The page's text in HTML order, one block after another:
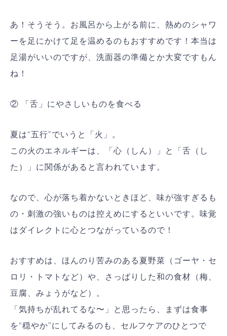
あ！そうそう。お風呂から上がる前に、熱めのシャワ
ーを足にかけて足を温めるのもおすすめです！本当は
足湯がいいのですが、洗面器の準備とか大変ですもん
ね！
② 「舌」にやさしいものを食べる
夏は“五行”でいうと「火」。
この火のエネルギーは、「心（しん）」と「舌（し
た）」に関係があると言われています。
なので、心が落ち着かないときほど、味が強すぎるも
の・刺激の強いものは控えめにするといいです。味覚
はダイレクトに心とつながっているので！
おすすめは、ほんのり苦みのある夏野菜（ゴーヤ・セ
ロリ・トマトなど）や、さっぱりした和の食材（梅、
豆腐、みょうがなど）。
「気持ちが乱れてるな〜」と思ったら、まずは食事
を“穏やか”にしてみるのも、セルフケアのひとつで